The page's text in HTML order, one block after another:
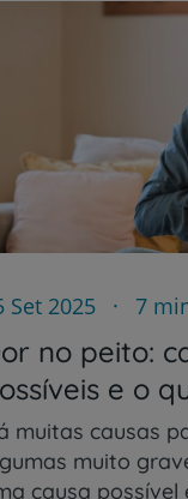
Set 2025 7
no peito:
e o
muitas causas
muito
causa possível